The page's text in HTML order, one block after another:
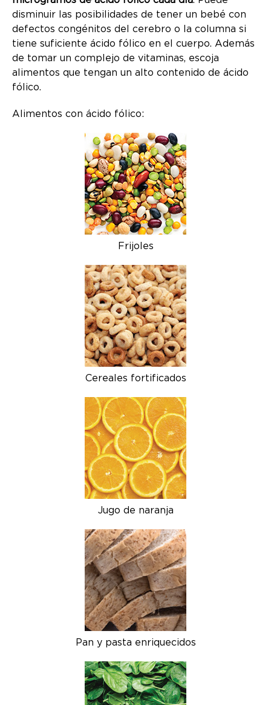
disminuir las posibilidades de tener un bebé con
defectos congénitos del cerebro o la columna si
tiene suficiente ácido fólico en el cuerpo. Además
de tomar un complejo de vitaminas, escoja
alimentos que tengan un alto contenido de ácido
fólico.
Alimentos con ácido fólico:
Frijoles
Cereales fortificados
Jugo de naranja
Pan y pasta enriquecidos